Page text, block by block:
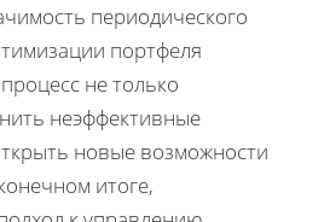
периодического
портфеля
не только
неэффективные
новые возможности
итоге,